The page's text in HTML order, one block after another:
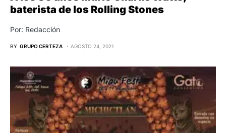
baterista de los Rolling Stones
Por: Redacción
BY GRUPO CERTEZA AGOSTO 24, 2021